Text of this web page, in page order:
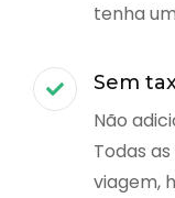
tenha
Sem
Não
Todas
viagem,